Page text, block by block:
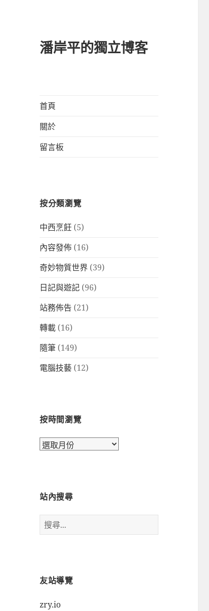
潘岸平的獨立博客
首頁
關於
留言板
按分類瀏覽
中西烹飪 (5)
內容發佈 (16)
奇妙物質世界 (39)
日記與遊記 (96)
站務佈告 (21)
轉載 (16)
隨筆 (149)
電腦技藝 (12)
按時間瀏覽
按
覽
站內搜尋
搜
尋
友站導覽
zry.io